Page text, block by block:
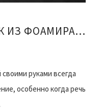
ШАБЛОНЫ СНЕЖИНОК ИЗ ФОАМИРАНА
руками всегда
особенно когда речь